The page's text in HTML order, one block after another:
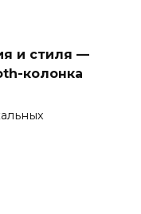
и стиля —
колонка